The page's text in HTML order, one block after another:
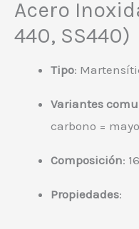
Acero
440, SS440)
Tipo:
Variantes
carbono =
Composición:
Propiedades: